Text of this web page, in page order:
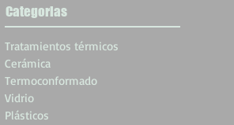
Categorias
Tratamientos térmicos
Cerámica
Termoconformado
Vidrio
Plásticos